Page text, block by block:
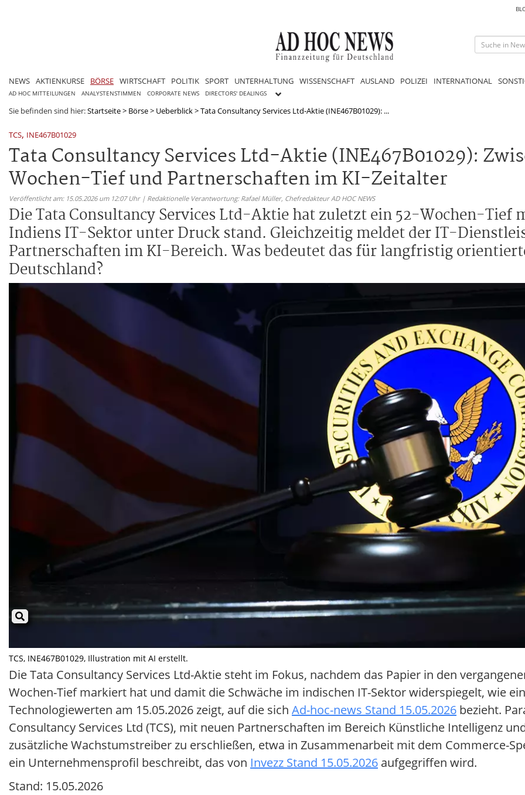
NEWS AKTIENKURSE BÖRSE WIRTSCHAFT POLITIK SPORT UNTERHALTUNG WISSENSCHAFT AUSLAND POLIZEI INTERNATIONAL
AD HOC MITTEILUNGEN ANALYSTENSTIMMEN CORPORATE NEWS DIRECTORS' DEALINGS
Sie befinden sind hier:Startseite> Börse> Ueberblick>Tata Consultancy Services Ltd-Aktie (INE467B01029): ...
TCS, INE467B01029
Tata Consultancy Services Ltd-Aktie (INE467B01029):
Wochen-Tief und Partnerschaften im KI-Zeitalter
Veröffentlicht am: 15.05.2026 um 12:07 Uhr | Redaktionelle Verantwortung: Rafael Müller, Chefredakteur AD HOC NEWS
Die Tata Consultancy Services Ltd-Aktie hat zuletzt ein 52-Wochen-Tief
Indiens IT-Sektor unter Druck stand. Gleichzeitig meldet der IT-
Partnerschaften im KI-Bereich. Was bedeutet das für langfristig
Deutschland?
TCS, INE467B01029, Illustration mit AI erstellt.
Die Tata Consultancy Services Ltd-Aktie steht im Fokus, nachdem das Papier in den
Wochen-Tief markiert hat und damit die Schwäche im indischen IT-Sektor widerspiegelt, wie
Technologiewerten am 15.05.2026 zeigt, auf die sich Ad-hoc-news Stand 15.05.2026 bezieht.
Consultancy Services Ltd (TCS), mit neuen Partnerschaften im Bereich Künstliche Intelligenz
zusätzliche Wachstumstreiber zu erschließen, etwa in Zusammenarbeit mit dem Commerce-
ein Unternehmensprofil beschreibt, das von Invezz Stand 15.05.2026 aufgegriffen wird.
Stand: 15.05.2026